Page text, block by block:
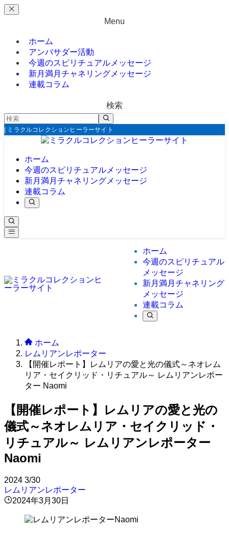
Menu
ホーム
アンバサダー活動
今週のスピリチュアルメッセージ
新月満月チャネリングメッセージ
連載コラム
検索
| ミラクルコレクションヒーラーサイト
ホーム
今週のスピリチュアルメッセージ
新月満月チャネリングメッセージ
連載コラム
ホーム
今週のスピリチュアル
メッセージ
新月満月チャネリング
メッセージ
連載コラム
ホーム
レムリアンレポーター
【開催レポート】レムリアの愛と光の儀式～ネオレム
リア・セイクリッド・リチュアル～ レムリアンレポー
ター Naomi
【開催レポート】レムリアの愛と光の
儀式～ネオレムリア・セイクリッド・
リチュアル～ レムリアンレポーター
Naomi
2024 3/30
レムリアンレポーター
2024年3月30日